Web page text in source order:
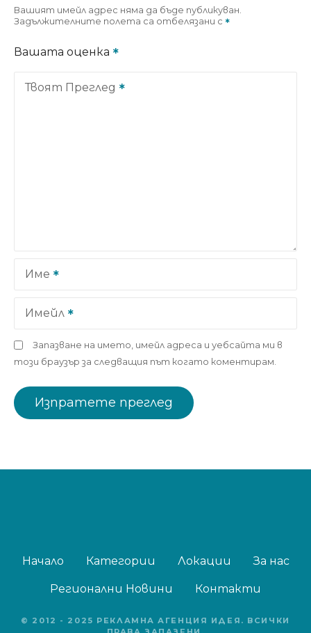
Вашият имейл адрес няма да бъде публикуван.
Задължителните полета са отбелязани с
Вашата оценка
Твоят Преглед
Име
Имейл
Запазване на името, имейл адреса и уебсайта ми в
този браузър за следващия път когато коментирам.
Начало Категории Локации За нас
Регионални Новини Контакти
© 2012 - 2025 РЕКЛАМНА АГЕНЦИЯ ИДЕЯ. ВСИЧКИ